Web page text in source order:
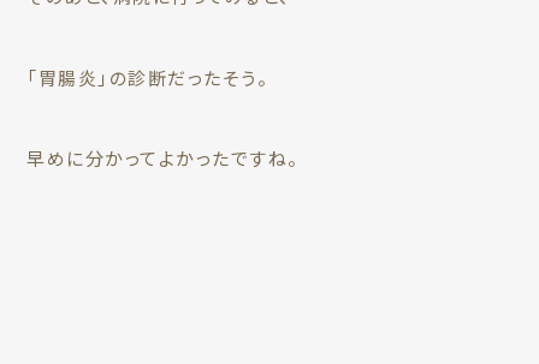
「胃腸炎」の診断だったそう。
早めに分かってよかったですね。